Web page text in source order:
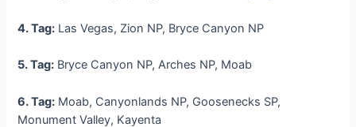
4. Tag: Las Vegas, Zion NP, Bryce Canyon NP
5. Tag: Bryce Canyon NP, Arches NP, Moab
6. Tag: Moab, Canyonlands NP, Goosenecks SP,
Monument Valley, Kayenta